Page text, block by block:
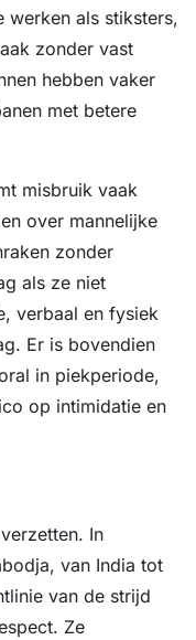
werken als stiksters,
zonder vast
hebben vaker
met betere
misbruik vaak
over mannelijke
zonder
als ze niet
verbaal en fysiek
Er is bovendien
in piekperiode,
op intimidatie en
In
van India tot
van de strijd
Ze